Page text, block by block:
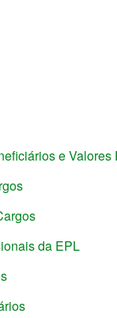
e
da EPL